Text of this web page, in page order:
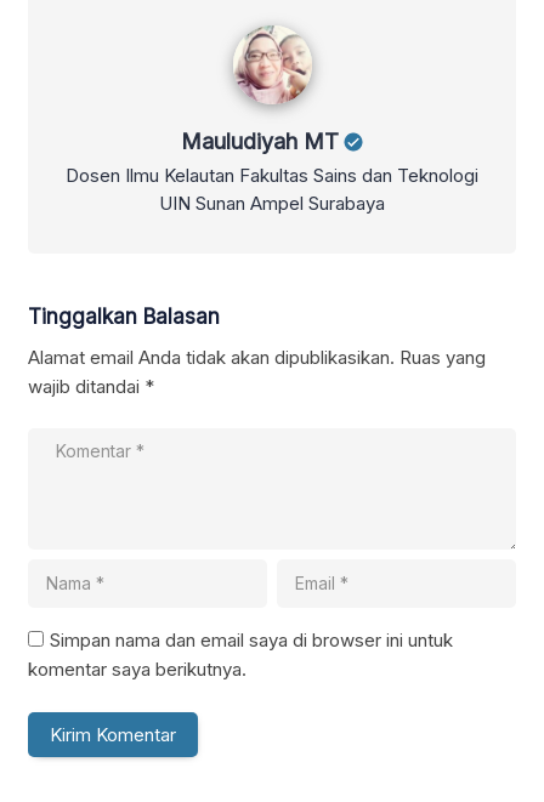
Mauludiyah MT
Dosen Ilmu Kelautan Fakultas Sains dan Teknologi
UIN Sunan Ampel Surabaya
Tinggalkan Balasan
Alamat email Anda tidak akan dipublikasikan. Ruas yang
wajib ditandai *
Simpan nama dan email saya di browser ini untuk
komentar saya berikutnya.